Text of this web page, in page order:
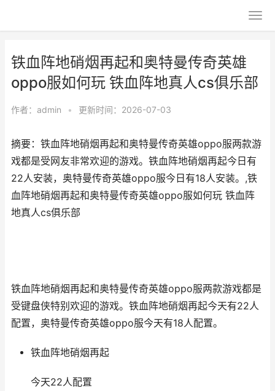
铁血阵地硝烟再起和奥特曼传奇英雄
oppo服如何玩 铁血阵地真人cs俱乐部
作者： admin • 更新时间：2026-07-03
摘要：铁血阵地硝烟再起和奥特曼传奇英雄oppo服两款游
戏都是受网友非常欢迎的游戏。铁血阵地硝烟再起今日有
22人安装，奥特曼传奇英雄oppo服今日有18人安装。,铁
血阵地硝烟再起和奥特曼传奇英雄oppo服如何玩 铁血阵
地真人cs俱乐部
铁血阵地硝烟再起和奥特曼传奇英雄oppo服两款游戏都是
受键盘侠特别欢迎的游戏。铁血阵地硝烟再起今天有22人
配置，奥特曼传奇英雄oppo服今天有18人配置。
铁血阵地硝烟再起
今天22人配置